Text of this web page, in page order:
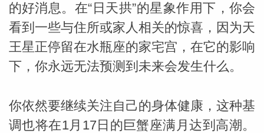
的好消息。在“日天拱”的星象作用下，你会
看到一些与住所或家人相关的惊喜，因为天
王星正停留在水瓶座的家宅宫，在它的影响
下，你永远无法预测到未来会发生什么。
你依然要继续关注自己的身体健康，这种基
调也将在1月17日的巨蟹座满月达到高潮。